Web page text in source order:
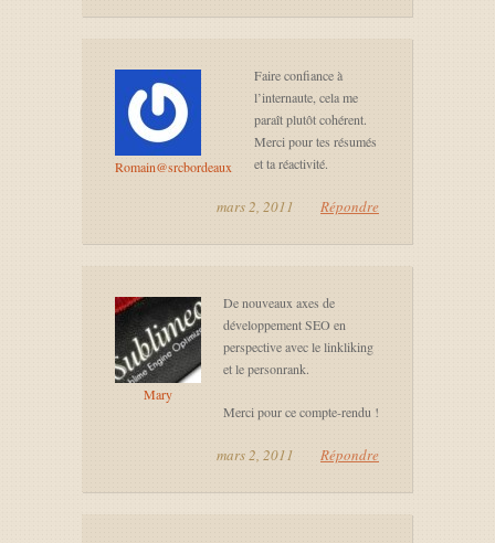
Romain@srcbordeaux
Faire confiance à
l’internaute, cela me
paraît plutôt cohérent.
Merci pour tes résumés
et ta réactivité.
mars 2, 2011 Répondre
Mary
De nouveaux axes de
développement SEO en
perspective avec le linkliking
et le personrank.
Merci pour ce compte-rendu !
mars 2, 2011 Répondre